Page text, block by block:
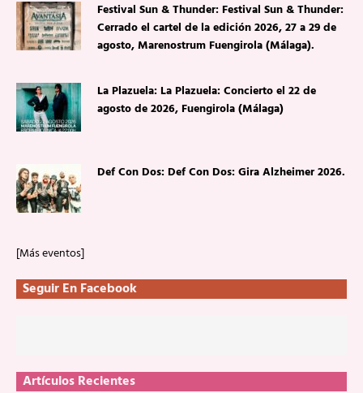
Festival Sun & Thunder: Festival Sun & Thunder:
Cerrado el cartel de la edición 2026, 27 a 29 de
agosto, Marenostrum Fuengirola (Málaga).
La Plazuela: La Plazuela: Concierto el 22 de
agosto de 2026, Fuengirola (Málaga)
Def Con Dos: Def Con Dos: Gira Alzheimer 2026.
[Más eventos]
Seguir En Facebook
Artículos Recientes